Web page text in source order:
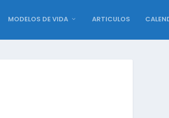
MODELOS DE VIDA ARTICULOS